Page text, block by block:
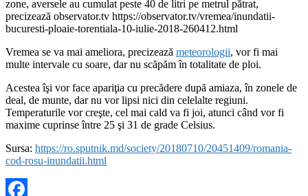
zone, aversele au cumulat peste 40 de litri pe metrul pătrat,
precizează observator.tv https://observator.tv/vremea/inundatii-
bucuresti-ploaie-torentiala-10-iulie-2018-260412.html
Vremea se va mai ameliora, precizează meteorologii, vor fi mai
multe intervale cu soare, dar nu scăpăm în totalitate de ploi.
Acestea îşi vor face apariţia cu precădere după amiaza, în zonele de
deal, de munte, dar nu vor lipsi nici din celelalte regiuni.
Temperaturile vor creşte, cel mai cald va fi joi, atunci când vor fi
maxime cuprinse între 25 şi 31 de grade Celsius.
Sursa: https://ro.sputnik.md/society/20180710/20451409/romania-
cod-rosu-inundatii.html